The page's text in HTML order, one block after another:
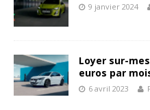
9 janvier 2024
Loyer sur-
euros par
6 avril 2023